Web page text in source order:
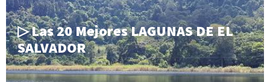
▷ Las 20 Mejores LAGUNAS DE EL
SALVADOR